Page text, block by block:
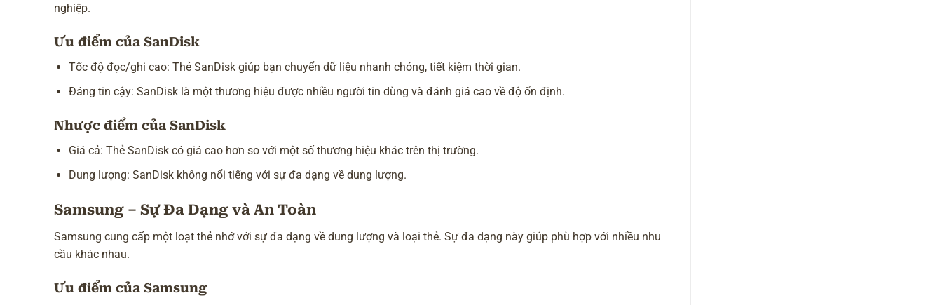
nghiệp.
Ưu điểm của SanDisk
Tốc độ đọc/ghi cao: Thẻ SanDisk giúp bạn chuyển dữ liệu nhanh chóng, tiết kiệm thời gian.
Đáng tin cậy: SanDisk là một thương hiệu được nhiều người tin dùng và đánh giá cao về độ ổn định.
Nhược điểm của SanDisk
Giá cả: Thẻ SanDisk có giá cao hơn so với một số thương hiệu khác trên thị trường.
Dung lượng: SanDisk không nổi tiếng với sự đa dạng về dung lượng.
Samsung – Sự Đa Dạng và An Toàn
Samsung cung cấp một loạt thẻ nhớ với sự đa dạng về dung lượng và loại thẻ. Sự đa dạng này giúp phù hợp với nhiều nhu
cầu khác nhau.
Ưu điểm của Samsung